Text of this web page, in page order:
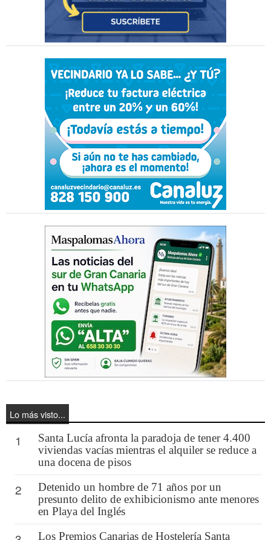
Lo más visto...
1
Santa Lucía afronta la paradoja de tener 4.400
viviendas vacías mientras el alquiler se reduce a
una docena de pisos
2
Detenido un hombre de 71 años por un
presunto delito de exhibicionismo ante menores
en Playa del Inglés
Los Premios Canarias de Hostelería Santa